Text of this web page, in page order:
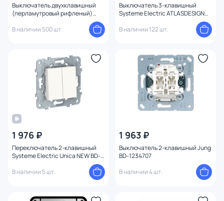
Выключатель двухклавишный
(перламутровый рифленый)
В наличии 500 шт.
Выключатель 3-клавишный
Systeme Electric ATLASDESIGN
В наличии 122 шт.
1 976 ₽
Переключатель 2-клавишный
Systeme Electric Unica NEW BD-
В наличии 5 шт.
1 963 ₽
Выключатель 2-клавишный Jung
BD-1234707
В наличии 4 шт.